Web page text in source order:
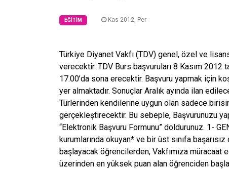
EĞITIM Kas 2012, Per
Türkiye Diyanet Vakfı (TDV) genel, özel ve
verecektir. TDV Burs başvuruları 8 Kasım
17.00’da sona erecektir. Başvuru yapmak için
yer almaktadır. Sonuçlar Aralık ayında ilan
Türlerinden kendilerine uygun olan sadece
gerçekleştirecektir. Bu sebeple, Başvurunuzu
“Elektronik Başvuru Formunu” doldurunuz. 1-
kurumlarında okuyan* ve bir üst sınıfa
başlayacak öğrencilerden, Vakfımıza
üzerinden en yüksek puan alan öğrenciden